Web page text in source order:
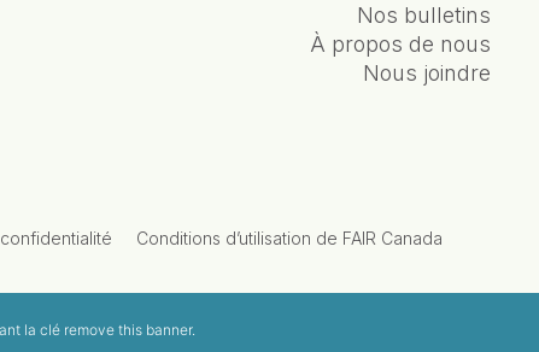
Nos bulletins
À propos de nous
Nous joindre
Conditions d’utilisation de FAIR Canada
la clé remove this banner.